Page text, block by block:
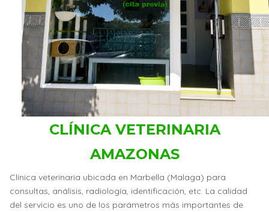
CLÍNICA VETERINARIA
AMAZONAS
Clínica veterinaria ubicada en Marbella (Malaga) para
consultas, análisis, radiología, identificación, etc. La calidad
del servicio es uno de los parámetros más importantes de